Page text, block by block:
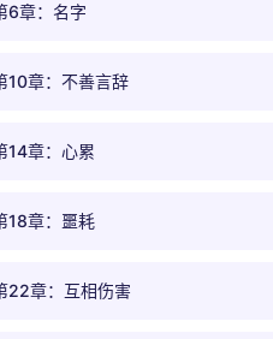
6章：名字
10章：不善言辞
14章：心累
18章：噩耗
22章：互相伤害